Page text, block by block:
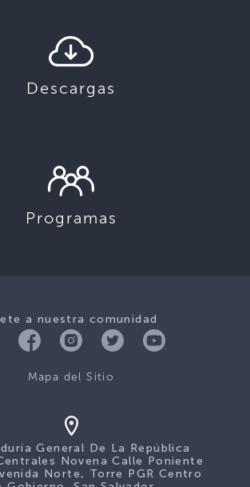
Descargas
Programas
a nuestra comunidad
Mapa del Sitio
General De La República
Novena Calle Poniente
Norte, Torre PGR Centro